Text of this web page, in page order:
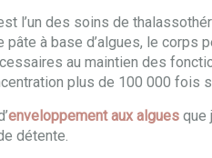
l’un des soins de
pâte à base d’algues, le
au maintien des
plus de 100 000 fois
enveloppement aux algues que
détente.